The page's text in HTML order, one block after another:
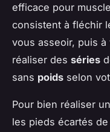
efficace pour
consistent à fléchir
vous asseoir, puis
réaliser des séries
sans poids selon
Pour bien réaliser
les pieds écartés